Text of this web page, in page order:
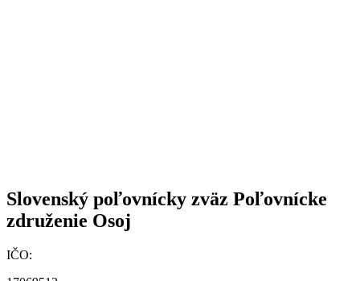
Slovenský poľovnícky zväz Poľovnícke
združenie Osoj
IČO: